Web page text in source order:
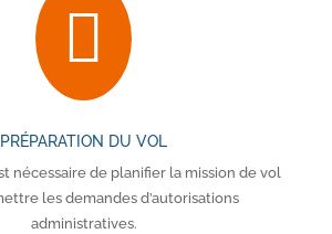

PRÉPARATION DU VOL
nécessaire de planifier la mission de vol
les demandes d’autorisations
administratives.